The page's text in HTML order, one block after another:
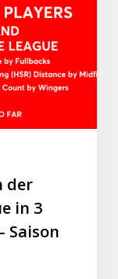
der
in 3
Saison